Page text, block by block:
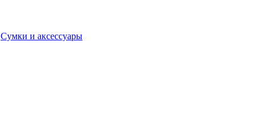
Сумки и аксессуары